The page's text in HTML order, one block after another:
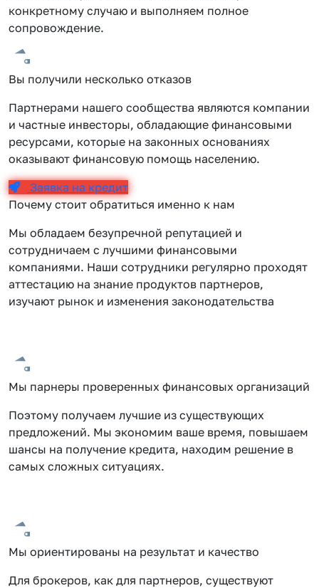
конкретному случаю и выполняем полное
сопровождение.
Вы получили несколько отказов
Партнерами нашего сообщества являются компании
и частные инвесторы, обладающие финансовыми
ресурсами, которые на законных основаниях
оказывают финансовую помощь населению.
Заявка на кредит
Почему стоит обратиться именно к нам
Мы обладаем безупречной репутацией и
сотрудничаем с лучшими финансовыми
компаниями. Наши сотрудники регулярно проходят
аттестацию на знание продуктов партнеров,
изучают рынок и изменения законодательства
Мы парнеры проверенных финансовых организаций
Поэтому получаем лучшие из существующих
предложений. Мы экономим ваше время, повышаем
шансы на получение кредита, находим решение в
самых сложных ситуациях.
Мы ориентированы на результат и качество
Для брокеров, как для партнеров, существуют